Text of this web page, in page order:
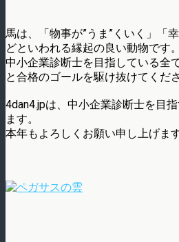
馬は、「物事が”うま”くいく」「
どといわれる縁起の良い動物です。
中小企業診断士を目指している全
と合格のゴールを駆け抜けてくださ
4dan4.jpは、中小企業診断士を目
ます。
本年もよろしくお願い申し上げます